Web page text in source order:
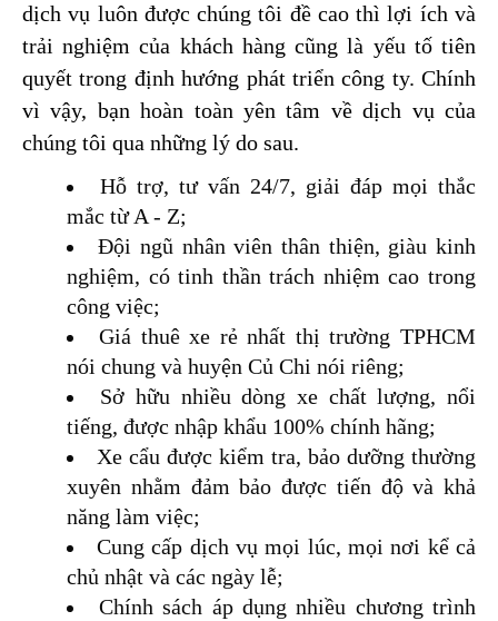
dịch vụ luôn được chúng tôi đề cao thì lợi ích và
trải nghiệm của khách hàng cũng là yếu tố tiên
quyết trong định hướng phát triển công ty. Chính
vì vậy, bạn hoàn toàn yên tâm về dịch vụ của
chúng tôi qua những lý do sau.
Hỗ trợ, tư vấn 24/7, giải đáp mọi thắc
mắc từ A - Z;
Đội ngũ nhân viên thân thiện, giàu kinh
nghiệm, có tinh thần trách nhiệm cao trong
công việc;
Giá thuê xe rẻ nhất thị trường TPHCM
nói chung và huyện Củ Chi nói riêng;
Sở hữu nhiều dòng xe chất lượng, nổi
tiếng, được nhập khẩu 100% chính hãng;
Xe cẩu được kiểm tra, bảo dưỡng thường
xuyên nhằm đảm bảo được tiến độ và khả
năng làm việc;
Cung cấp dịch vụ mọi lúc, mọi nơi kể cả
chủ nhật và các ngày lễ;
Chính sách áp dụng nhiều chương trình